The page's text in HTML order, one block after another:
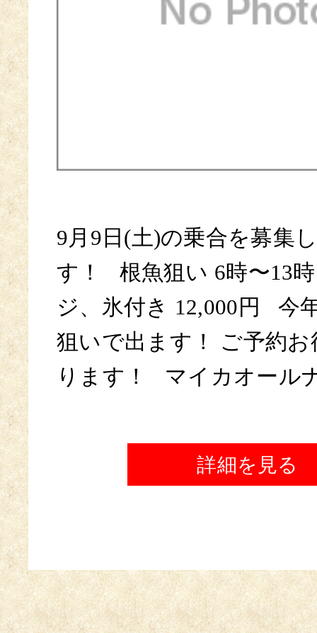
9月9日(土)の乗合を募集
す！ 根魚狙い 6時〜13
ジ、氷付き 12,000円 今
狙いで出ます！ ご予約
ります！ マイカオール
詳細を見る